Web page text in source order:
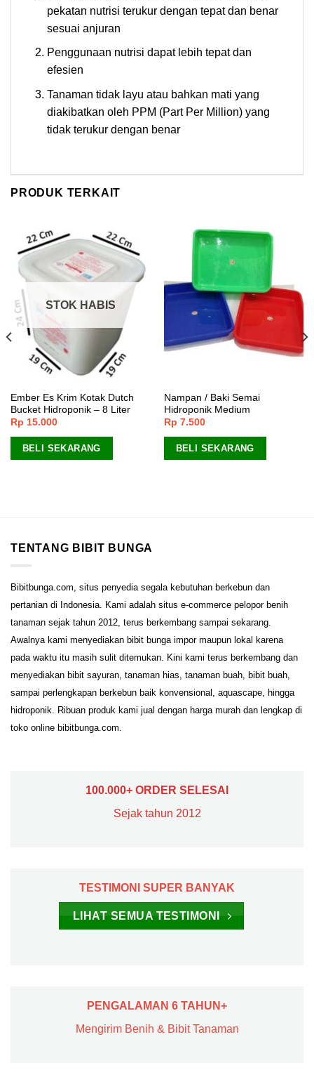
pekatan nutrisi terukur dengan tepat dan benar
sesuai anjuran
Penggunaan nutrisi dapat lebih tepat dan
efesien
Tanaman tidak layu atau bahkan mati yang
diakibatkan oleh PPM (Part Per Million) yang
tidak terukur dengan benar
PRODUK TERKAIT
STOK HABIS
Ember Es Krim Kotak Dutch
Bucket Hidroponik – 8 Liter
Rp 15.000
BELI SEKARANG
Nampan / Baki Semai
Hidroponik Medium
Rp 7.500
BELI SEKARANG
TENTANG BIBIT BUNGA
Bibitbunga.com, situs penyedia segala kebutuhan berkebun dan
pertanian di Indonesia. Kami adalah situs e-commerce pelopor benih
tanaman sejak tahun 2012, terus berkembang sampai sekarang.
Awalnya kami menyediakan bibit bunga impor maupun lokal karena
pada waktu itu masih sulit ditemukan. Kini kami terus berkembang dan
menyediakan bibit sayuran, tanaman hias, tanaman buah, bibit buah,
sampai perlengkapan berkebun baik konvensional, aquascape, hingga
hidroponik. Ribuan produk kami jual dengan harga murah dan lengkap di
toko online bibitbunga.com.
100.000+ ORDER SELESAI
Sejak tahun 2012
TESTIMONI SUPER BANYAK
LIHAT SEMUA TESTIMONI
PENGALAMAN 6 TAHUN+
Mengirim Benih & Bibit Tanaman